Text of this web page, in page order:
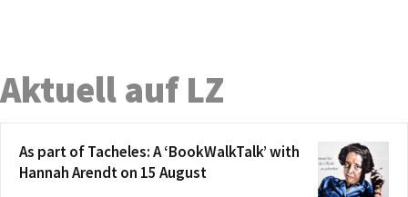
Aktuell auf LZ
As part of Tacheles: A ‘BookWalkTalk’ with
Hannah Arendt on 15 August